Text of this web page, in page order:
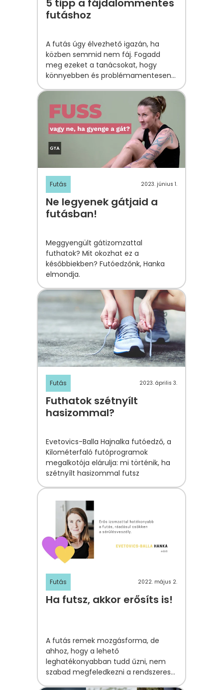
5 tipp a fájdalommentes
futáshoz
A futás úgy élvezhető igazán, ha
közben semmid nem fáj. Fogadd
meg ezeket a tanácsokat, hogy
könnyebben és problémamentesen
Futás 2023. június 1.
Ne legyenek gátjaid a
futásban!
Meggyengült gátizomzattal
futhatok? Mit okozhat ez a
későbbiekben? Futóedzőnk, Hanka
elmondja.
Futás 2023. április 3.
Futhatok szétnyílt
hasizommal?
Evetovics-Balla Hajnalka futóedző, a
Kilométerfaló futóprogramok
megalkotója elárulja: mi történik, ha
szétnyílt hasizommal futsz
Futás 2022. május 2.
Ha futsz, akkor erősíts is!
A futás remek mozgásforma, de
ahhoz, hogy a lehető
leghatékonyabban tudd űzni, nem
szabad megfeledkezni a rendszeres